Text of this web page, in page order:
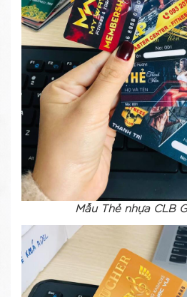
Mẫu Thẻ nhựa CLB